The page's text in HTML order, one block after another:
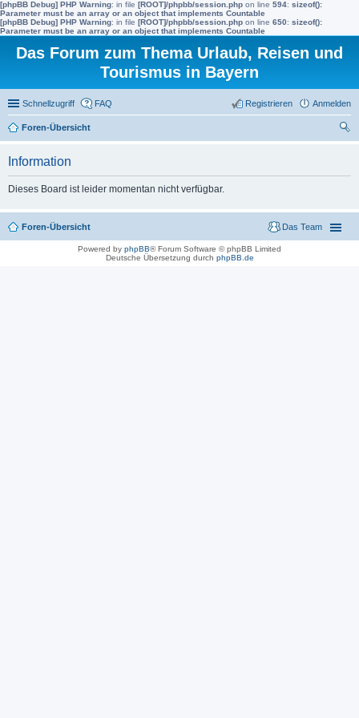
[phpBB Debug] PHP Warning: in file [ROOT]/phpbb/session.php on line 594: sizeof():
Parameter must be an array or an object that implements Countable
[phpBB Debug] PHP Warning: in file [ROOT]/phpbb/session.php on line 650: sizeof():
Parameter must be an array or an object that implements Countable
Das Forum zum Thema Urlaub, Reisen und
Tourismus in Bayern
Schnellzugriff FAQ Anmelden
Registrieren
Foren-Übersicht
Information
Dieses Board ist leider momentan nicht verfügbar.
Foren-Übersicht Das Team
Powered by phpBB® Forum Software © phpBB Limited
Deutsche Übersetzung durch phpBB.de